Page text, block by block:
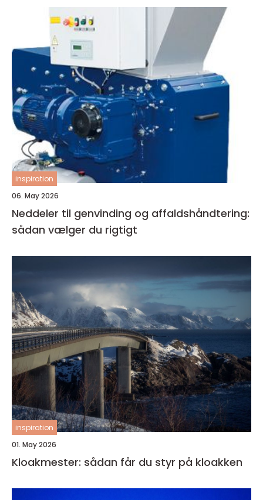
inspiration
06. May 2026
Neddeler til genvinding og affaldshåndtering:
sådan vælger du rigtigt
inspiration
01. May 2026
Kloakmester: sådan får du styr på kloakken